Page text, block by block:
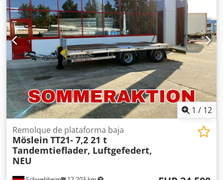
1 / 12
Remolque de plataforma baja
Möslein TT21- 7,2 21 t
Tandemtieflader, Luftgefedert,
NEU